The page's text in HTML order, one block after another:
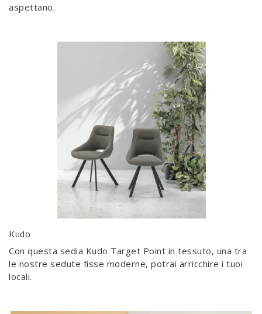
aspettano.
Kudo
Con questa sedia Kudo Target Point in tessuto, una tra
le nostre sedute fisse moderne, potrai arricchire i tuoi
locali.